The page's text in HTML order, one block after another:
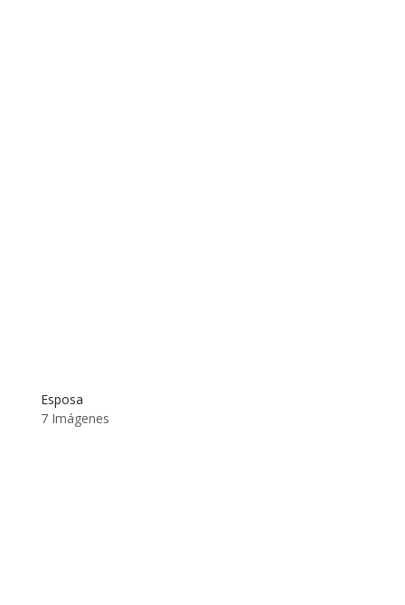
Esposa
7 Imágenes